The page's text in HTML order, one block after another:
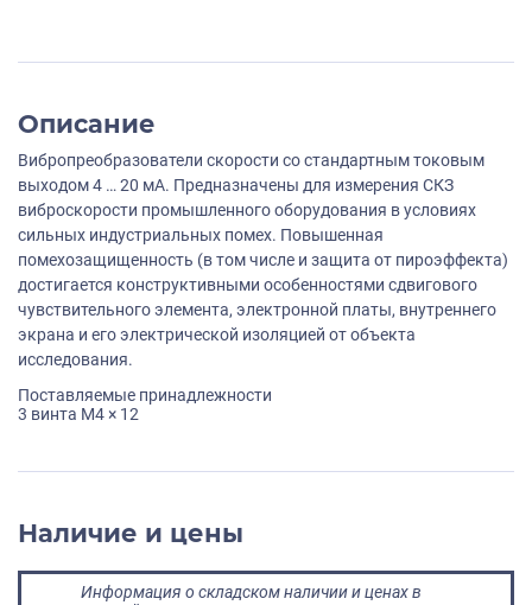
Описание
Вибропреобразователи скорости со стандартным токовым
выходом 4 … 20 мА. Предназначены для измерения СКЗ
виброскорости промышленного оборудования в условиях
сильных индустриальных помех. Повышенная
помехозащищенность (в том числе и защита от пироэффекта)
достигается конструктивными особенностями сдвигового
чувствительного элемента, электронной платы, внутреннего
экрана и его электрической изоляцией от объекта
исследования.
Поставляемые принадлежности
3 винта M4 × 12
Наличие и цены
Информация о складском наличии и ценах в